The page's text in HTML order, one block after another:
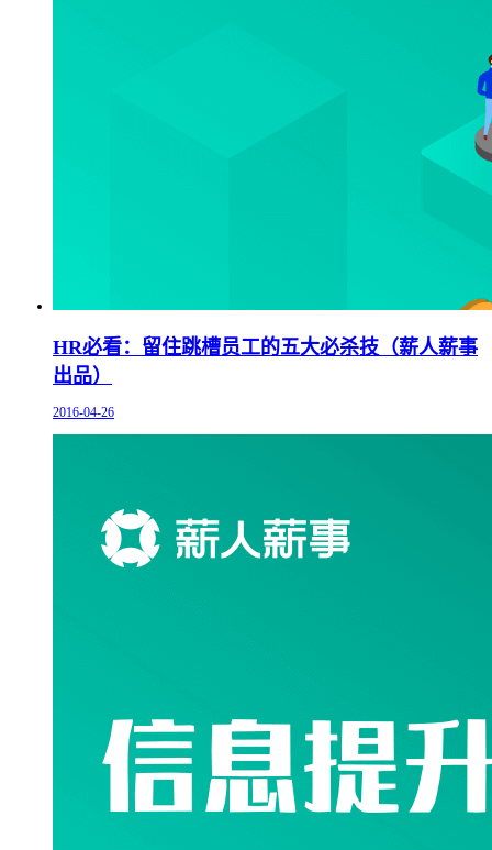
HR必看：留住跳槽员工的五大必杀技（薪人薪事
出品）
2016-04-26